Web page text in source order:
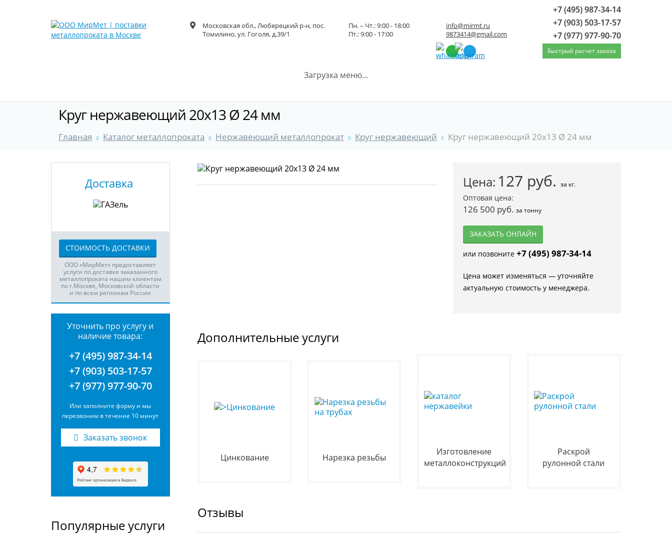
Московская обл., Люберецкий р-н, пос.
Томилино, ул. Гоголя, д.39/1
Пн. – Чт.: 9:00 - 18:00
Пт.: 9:00 - 17:00
info@mirmt.ru
9873414@gmail.com
+7 (495) 987-34-14
+7 (903) 503-17-57
+7 (977) 977-90-70
Быстрый расчет заказа
Загрузка меню...
Круг нержавеющий 20x13 Ø 24 мм
Главная Каталог металлопроката Нержавеющий металлопрокат Круг нержавеющий Круг нержавеющий 20x13 Ø 24 мм
Доставка
СТОИМОСТЬ ДОСТАВКИ
ООО «МирМет» предоставляет
услуги по доставке заказанного
металлопроката нашим клиентам
по г.Москве, Московской области
и по всем регионам России
Уточнить про услугу и
наличие товара:
+7 (495) 987-34-14
+7 (903) 503-17-57
+7 (977) 977-90-70
Или заполните форму и мы
перезвоним в течение 10 минут
Заказать звонок
Популярные услуги
Цена: 127 руб. за кг.
Оптовая цена:
126 500 руб.за тонну
ЗАКАЗАТЬ ОНЛАЙН
или позвоните +7 (495) 987-34-14
Цена может изменяться — уточняйте
актуальную стоимость у менеджера.
Дополнительные услуги
Цинкование Нарезка резьбы
Изготовление
металлоконструкций
Раскрой
рулонной стали
Отзывы